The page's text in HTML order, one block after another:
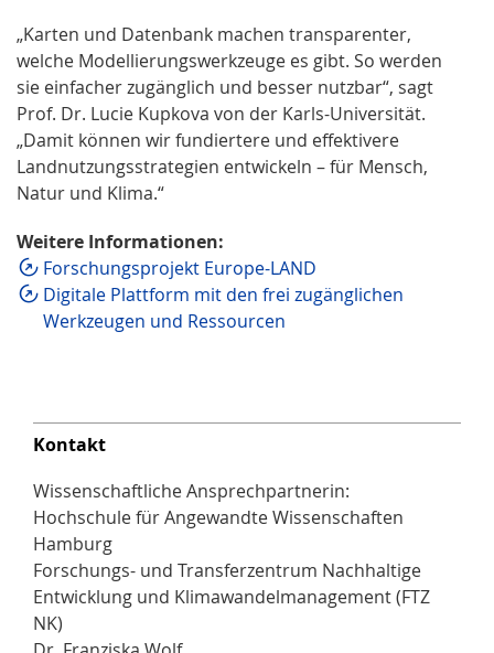
„Karten und Datenbank machen transparenter,
welche Modellierungswerkzeuge es gibt. So werden
sie einfacher zugänglich und besser nutzbar“, sagt
Prof. Dr. Lucie Kupkova von der Karls-Universität.
„Damit können wir fundiertere und effektivere
Landnutzungsstrategien entwickeln – für Mensch,
Natur und Klima.“
Weitere Informationen:
Forschungsprojekt Europe-LAND
Digitale Plattform mit den frei zugänglichen
Werkzeugen und Ressourcen
Kontakt
Wissenschaftliche Ansprechpartnerin:
Hochschule für Angewandte Wissenschaften
Hamburg
Forschungs- und Transferzentrum Nachhaltige
Entwicklung und Klimawandelmanagement (FTZ
NK)